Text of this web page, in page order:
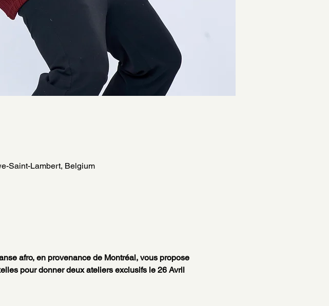
Saint-Lambert, Belgium
afro, en provenance de Montréal, vous propose
pour donner deux ateliers exclusifs le 26 Avril